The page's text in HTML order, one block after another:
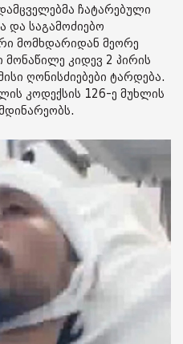
ჩატარებული
და საგამოძიებო
მომხდარიდან მეორე
კიდევ 2 პირის
ღონისძიებები ტარდება.
კოდექსის 126-ე მუხლის